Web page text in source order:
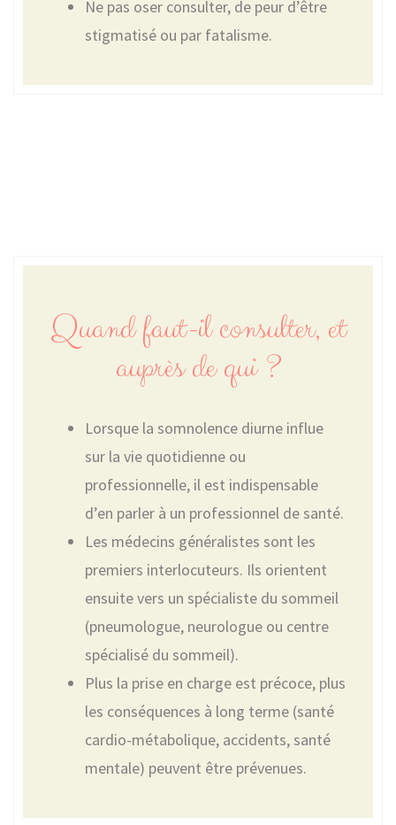
Ne pas oser consulter, de peur d’être
stigmatisé ou par fatalisme.
Quand faut-il consulter, et
auprès de qui ?
Lorsque la somnolence diurne influe
sur la vie quotidienne ou
professionnelle, il est indispensable
d’en parler à un professionnel de santé.
Les médecins généralistes sont les
premiers interlocuteurs. Ils orientent
ensuite vers un spécialiste du sommeil
(pneumologue, neurologue ou centre
spécialisé du sommeil).
Plus la prise en charge est précoce, plus
les conséquences à long terme (santé
cardio-métabolique, accidents, santé
mentale) peuvent être prévenues.